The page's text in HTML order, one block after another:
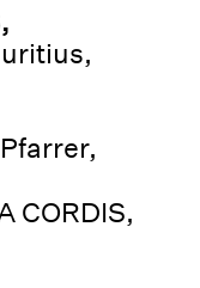
CORDIS,